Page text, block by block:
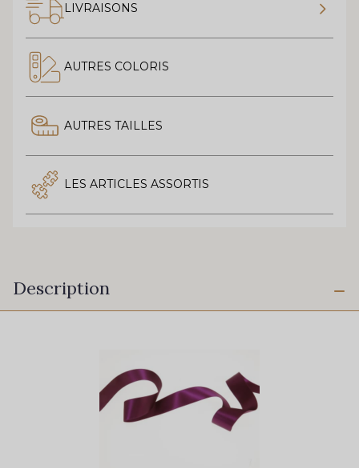
LIVRAISONS
AUTRES COLORIS
AUTRES TAILLES
LES ARTICLES ASSORTIS
Description